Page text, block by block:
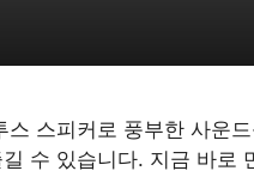
스 스피커로 풍부한 사운
수 있습니다. 지금 바로